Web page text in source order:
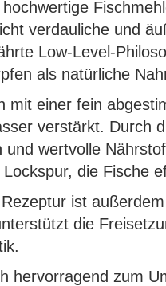
verdauliche und
Low-Level-
als natürliche
mit einer fein
verstärkt. Durch
wertvolle
die Fische
ist außerdem
die
hervorragend zum